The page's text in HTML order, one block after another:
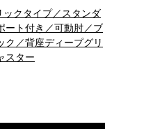
クタイプ／スタンダ
ート付き／可動肘／ブ
ク／背座ディープグリ
スター